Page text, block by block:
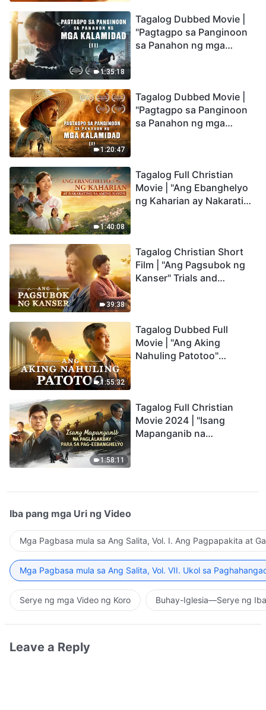
1:35:18
Tagalog Dubbed Movie |
"Pagtagpo sa Panginoon
sa Panahon ng mga
Tayo Makakapasok sa
Kaharian ng Diyos?
1:20:47
Tagalog Dubbed Movie |
"Pagtagpo sa Panginoon
sa Panahon ng mga
Sangkatauhan?
1:40:08
Tagalog Full Christian
Movie | "Ang Ebanghelyo
ng Kaharian ay Nakarating
39:38
Tagalog Christian Short
Film | "Ang Pagsubok ng
Kanser" Trials and
1:55:32
Tagalog Dubbed Full
Movie | "Ang Aking
Nahuling Patotoo"
1:58:11
Tagalog Full Christian
Movie 2024 | "Isang
Mapanganib na
Iba pang mga Uri ng Video
Mga Pagbasa mula sa Ang Salita, Vol. I. Ang Pagpapakita at
Mga Pagbasa mula sa Ang Salita, Vol. VII. Ukol sa
Serye ng mga Video ng Koro Buhay-Iglesia—Serye ng
Leave a Reply